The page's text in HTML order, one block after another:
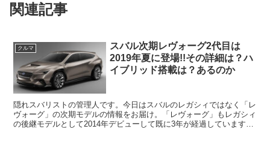
関連記事
クルマ
スバル次期レヴォーグ2代目は
2019年夏に登場!!その詳細は？ハ
イブリッド搭載は？あるのか
隠れスバリストの管理人です。今日はスバルのレガシィではなく「レ
ヴォーグ」の次期モデルの情報をお届け。「レヴォーグ」もレガシィ
の後継モデルとして2014年デビューして既に3年が経過しています。